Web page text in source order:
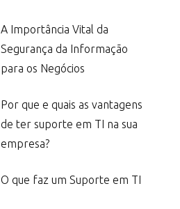
A Importância Vital da
Segurança da Informação
para os Negócios
Por que e quais as vantagens
de ter suporte em TI na sua
empresa?
O que faz um Suporte em TI